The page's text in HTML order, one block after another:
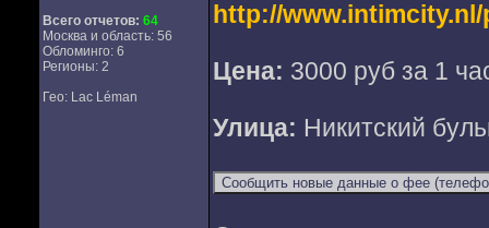
Всего отчетов: 64
Москва и область: 56
Обломинго: 6
Регионы: 2
Гео: Lac Léman
http://
Цена: 3000 руб за 1
Улица: Никитский